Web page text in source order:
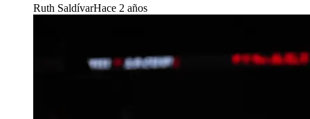
Ruth SaldívarHace 2 años